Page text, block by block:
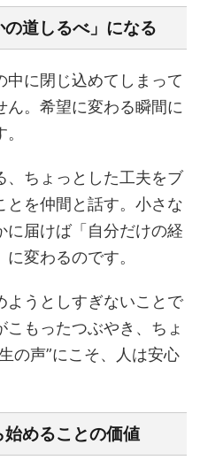
道しるべ」になる
に閉じ込めてしまって
ん。希望に変わる瞬間に
、ちょっとした工夫をブ
とを仲間と話す。小さな
に届けば「自分だけの経
変わるのです。
ようとしすぎないことで
もったつぶやき、ちょ
の声”にこそ、人は安心
めることの価値